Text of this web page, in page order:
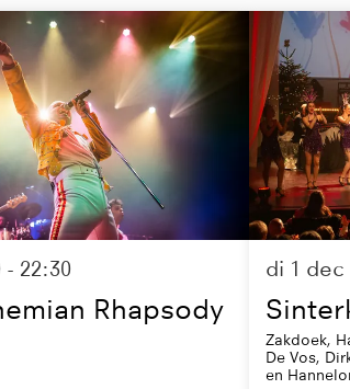
Rhapsody
- 22:30
Zakdoek,
De Vos,
en
di 1 dec